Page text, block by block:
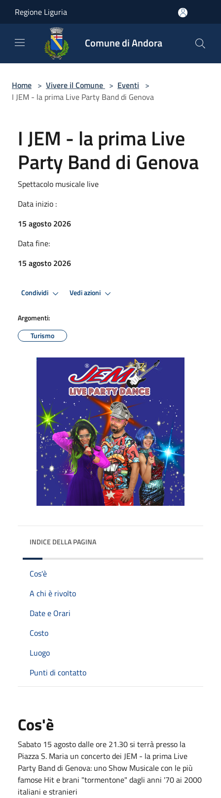
Regione Liguria
Comune di Andora
Home > Vivere il Comune > Eventi >
I JEM - la prima Live Party Band di Genova
I JEM - la prima Live
Party Band di Genova
Spettacolo musicale live
Data inizio :
15 agosto 2026
Data fine:
15 agosto 2026
Condividi Vedi azioni
Argomenti:
Turismo
INDICE DELLA PAGINA
Cos'è
A chi è rivolto
Date e Orari
Costo
Luogo
Punti di contatto
Cos'è
Sabato 15 agosto dalle ore 21.30 si terrà presso la
Piazza S. Maria un concerto dei JEM - la prima Live
Party Band di Genova: uno Show Musicale con le più
famose Hit e brani "tormentone" dagli anni '70 ai 2000
italiani e stranieri